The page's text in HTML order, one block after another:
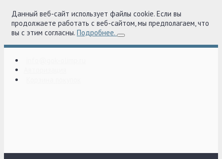
Данный веб-сайт использует файлы cookie. Если вы
продолжаете работать с веб-сайтом, мы предполагаем, что
вы с этим согласны. Подробнее.